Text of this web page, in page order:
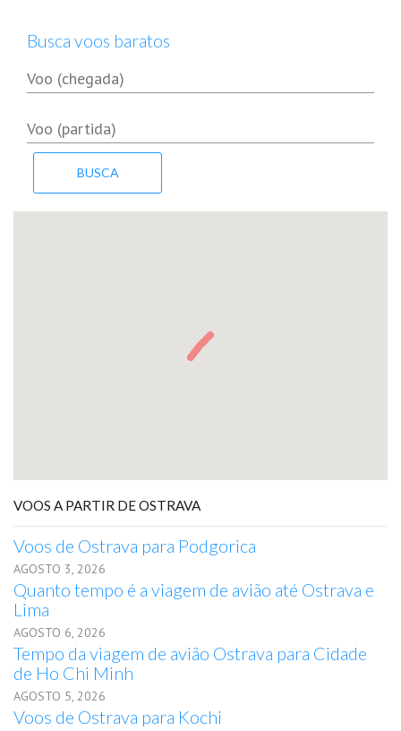
Busca voos baratos
VOOS A PARTIR DE OSTRAVA
Voos de Ostrava para Podgorica
AGOSTO 3, 2026
Quanto tempo é a viagem de avião até Ostrava e
Lima
AGOSTO 6, 2026
Tempo da viagem de avião Ostrava para Cidade
de Ho Chi Minh
AGOSTO 5, 2026
Voos de Ostrava para Kochi